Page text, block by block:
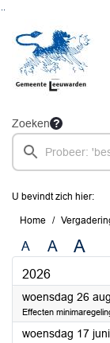
Zoeken
U bevindt zich hier:
Home
A A A
2026
woensdag 26
Effecten
woensdag 17 juni